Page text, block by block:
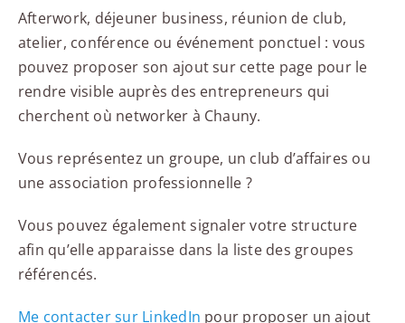
Afterwork, déjeuner business, réunion de club,
atelier, conférence ou événement ponctuel : vous
pouvez proposer son ajout sur cette page pour le
rendre visible auprès des entrepreneurs qui
cherchent où networker à Chauny.
Vous représentez un groupe, un club d’affaires ou
une association professionnelle ?
Vous pouvez également signaler votre structure
afin qu’elle apparaisse dans la liste des groupes
référencés.
Me contacter sur LinkedIn pour proposer un ajout